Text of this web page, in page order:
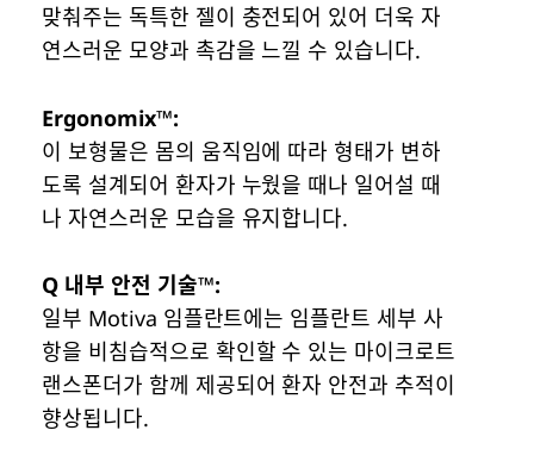
맞춰주는 독특한 젤이 충전되어 있어 더욱 자
연스러운 모양과 촉감을 느낄 수 있습니다.
Ergonomix™:
이 보형물은 몸의 움직임에 따라 형태가 변하
도록 설계되어 환자가 누웠을 때나 일어설 때
나 자연스러운 모습을 유지합니다.
Q 내부 안전 기술™:
일부 Motiva 임플란트에는 임플란트 세부 사
항을 비침습적으로 확인할 수 있는 마이크로트
랜스폰더가 함께 제공되어 환자 안전과 추적이
향상됩니다.